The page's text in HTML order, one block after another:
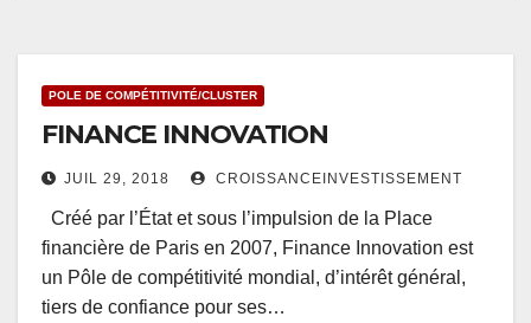
POLE DE COMPÉTITIVITÉ/CLUSTER
FINANCE INNOVATION
JUIL 29, 2018 CROISSANCEINVESTISSEMENT
Créé par l’État et sous l’impulsion de la Place
financière de Paris en 2007, Finance Innovation est
un Pôle de compétitivité mondial, d’intérêt général,
tiers de confiance pour ses…